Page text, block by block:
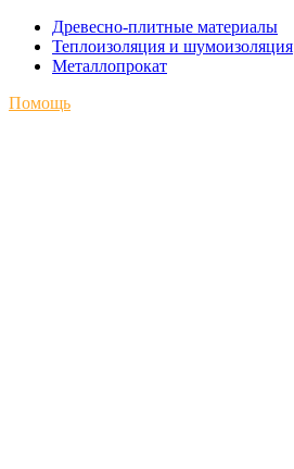
Древесно-плитные материалы
Теплоизоляция и шумоизоляция
Металлопрокат
Помощь